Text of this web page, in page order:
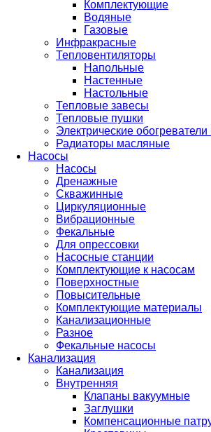
Комплектующие
Водяные
Газовые
Инфракрасные
Тепловентиляторы
Напольные
Настенные
Настольные
Тепловые завесы
Тепловые пушки
Электрические
Радиаторы масляные
Насосы
Насосы
Дренажные
Скважинные
Циркуляционные
Вибрационные
Фекальные
Для опрессовки
Насосные станции
Комплектующие к насосам
Поверхностные
Повысительные
Комплектующие материалы
Канализационные
Разное
Фекальные насосы
Канализация
Канализация
Внутренняя
Клапаны вакуумные
Заглушки
Компенсационные